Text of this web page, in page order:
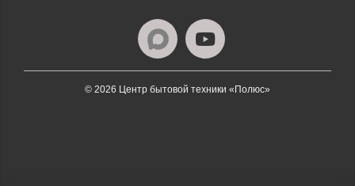
© 2026 Центр бытовой техники «Полюс»